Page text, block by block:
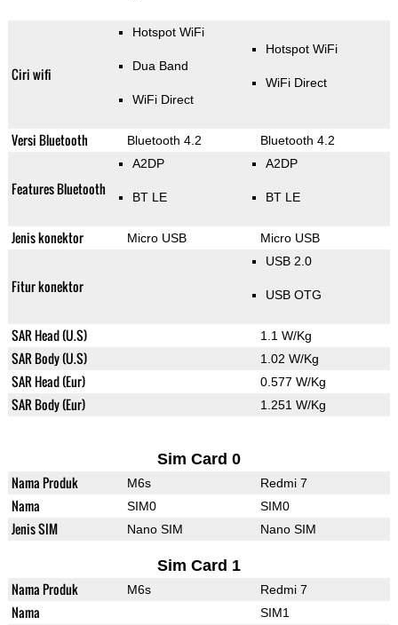
Ciri wifi
Hotspot WiFi
Dua Band
WiFi Direct
Hotspot WiFi
WiFi Direct
Versi Bluetooth Bluetooth 4.2 Bluetooth 4.2
Features Bluetooth
A2DP
BT LE
A2DP
BT LE
Jenis konektor Micro USB Micro USB
Fitur konektor
USB 2.0
USB OTG
SAR Head (U.S) 1.1 W/Kg
SAR Body (U.S) 1.02 W/Kg
SAR Head (Eur) 0.577 W/Kg
SAR Body (Eur) 1.251 W/Kg
Sim Card 0
Nama Produk M6s Redmi 7
Nama SIM0 SIM0
Jenis SIM Nano SIM Nano SIM
Sim Card 1
Nama Produk M6s Redmi 7
Nama SIM1